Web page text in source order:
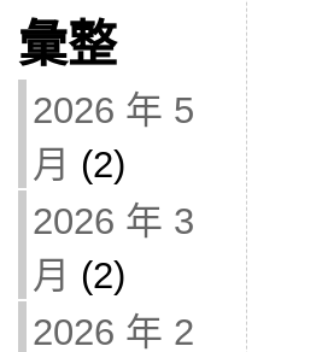
彙整
2026 年 5
月 (2)
2026 年 3
月 (2)
2026 年 2